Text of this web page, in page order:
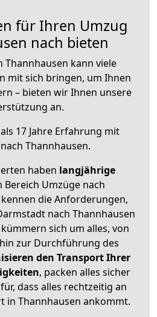
für Ihren Umzug
nach bieten
Thannhausen kann viele
mit sich bringen, um Ihnen
– bieten wir Ihnen unsere
an.
17 Jahre Erfahrung mit
Thannhausen.
haben langjährige
Bereich Umzüge nach
die Anforderungen,
nach Thannhausen
sich um alles, von
zur Durchführung des
den Transport Ihrer
, packen alles sicher
dass alles rechtzeitig an
in Thannhausen ankommt.